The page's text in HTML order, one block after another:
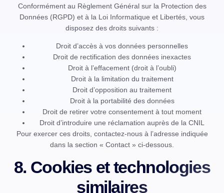
Conformément au Règlement Général sur la Protection des
Données (RGPD) et à la Loi Informatique et Libertés, vous
disposez des droits suivants :
Droit d’accès à vos données personnelles
Droit de rectification des données inexactes
Droit à l’effacement (droit à l’oubli)
Droit à la limitation du traitement
Droit d’opposition au traitement
Droit à la portabilité des données
Droit de retirer votre consentement à tout moment
Droit d’introduire une réclamation auprès de la CNIL
Pour exercer ces droits, contactez-nous à l’adresse indiquée
dans la section « Contact » ci-dessous.
8. Cookies et technologies
similaires